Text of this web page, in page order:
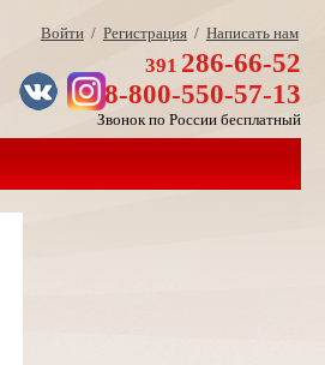
Войти/ Регистрация/ Написать нам
391 286-66-52
8-800-550-57-13
Звонок по России бесплатный